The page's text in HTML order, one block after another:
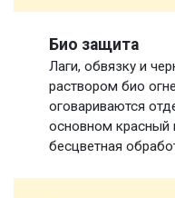
Био защита
Лаги, обвязку и
раствором био
оговариваются
основном красный
бесцветная